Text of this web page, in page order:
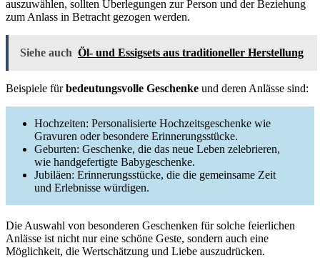
auszuwählen, sollten Überlegungen zur Person und der Beziehung
zum Anlass in Betracht gezogen werden.
Siehe auch Öl- und Essigsets aus traditioneller Herstellung
Beispiele fürbedeutungsvolle Geschenke und deren Anlässe sind:
Hochzeiten: Personalisierte Hochzeitsgeschenke wie
Gravuren oder besondere Erinnerungsstücke.
Geburten: Geschenke, die das neue Leben zelebrieren,
wie handgefertigte Babygeschenke.
Jubiläen: Erinnerungsstücke, die die gemeinsame Zeit
und Erlebnisse würdigen.
Die Auswahl von besonderen Geschenken für solche feierlichen
Anlässe ist nicht nur eine schöne Geste, sondern auch eine
Möglichkeit, die Wertschätzung und Liebe auszudrücken.